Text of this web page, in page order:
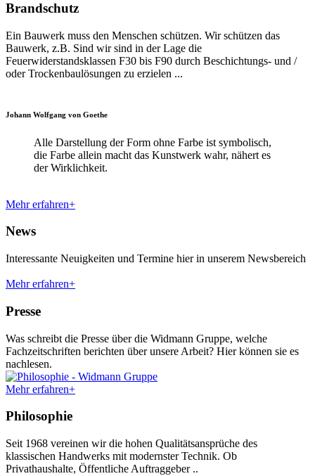
Brandschutz
Ein Bauwerk muss den Menschen schützen. Wir schützen das
Bauwerk, z.B. Sind wir sind in der Lage die
Feuerwiderstandsklassen F30 bis F90 durch Beschichtungs- und /
oder Trockenbaulösungen zu erzielen ...
Johann Wolfgang von Goethe
Alle Darstellung der Form ohne Farbe ist symbolisch,
die Farbe allein macht das Kunstwerk wahr, nähert es
der Wirklichkeit.
Mehr erfahren+
News
Interessante Neuigkeiten und Termine hier in unserem Newsbereich
Mehr erfahren+
Presse
Was schreibt die Presse über die Widmann Gruppe, welche
Fachzeitschriften berichten über unsere Arbeit? Hier können sie es
nachlesen.
Mehr erfahren+
Philosophie
Seit 1968 vereinen wir die hohen Qualitätsansprüche des
klassischen Handwerks mit modernster Technik. Ob
Privathaushalte, Öffentliche Auftraggeber ..